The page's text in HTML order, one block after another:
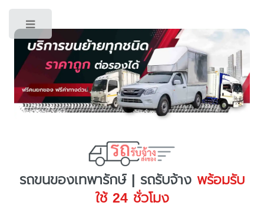
รถขนของเทพารักษ์ | รถรับจ้าง พร้อมรับ
ใช้ 24 ชั่วโมง
Toggle